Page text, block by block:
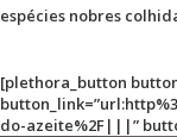
espécies nobres
[plethora_button
do-azeite%2F|||”